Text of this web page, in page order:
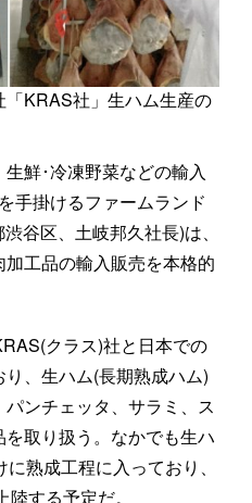
KRAS社」生ハム生産の
鮮･冷凍野菜などの輸入
手掛けるファームランド
谷区、土岐邦久社長)は、
工品の輸入販売を本格的
クラス)社と日本での
、生ハム(長期熟成ハム)
ンチェッタ、サラミ、ス
取り扱う。なかでも生ハ
熟成工程に入っており、
する予定だ。